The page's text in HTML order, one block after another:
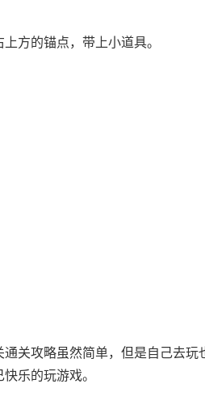
方的锚点，带上小道具。
关攻略虽然简单，但是自己去
乐的玩游戏。